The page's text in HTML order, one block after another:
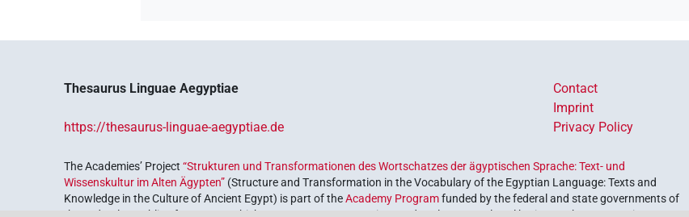
Thesaurus Linguae Aegyptiae
https://thesaurus-linguae-aegyptiae.de
Contact
Imprint
Privacy Policy
The Academies’ Project“Strukturen und Transformationen des Wortschatzes der ägyptischen Sprache: Text- und
Wissenskultur im Alten Ägypten” (Structure and Transformation in the Vocabulary of the Egyptian Language: Texts and
Knowledge in the Culture of Ancient Egypt) is part of theAcademy Programfunded by the federal and state governments of